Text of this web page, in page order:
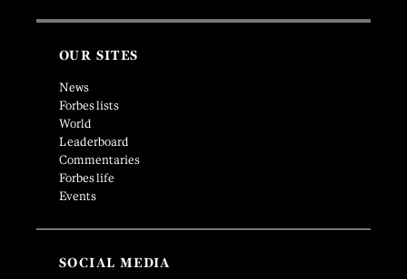
OUR SITES
News
Forbes lists
World
Leaderboard
Commentaries
Forbes life
Events
SOCIAL MEDIA